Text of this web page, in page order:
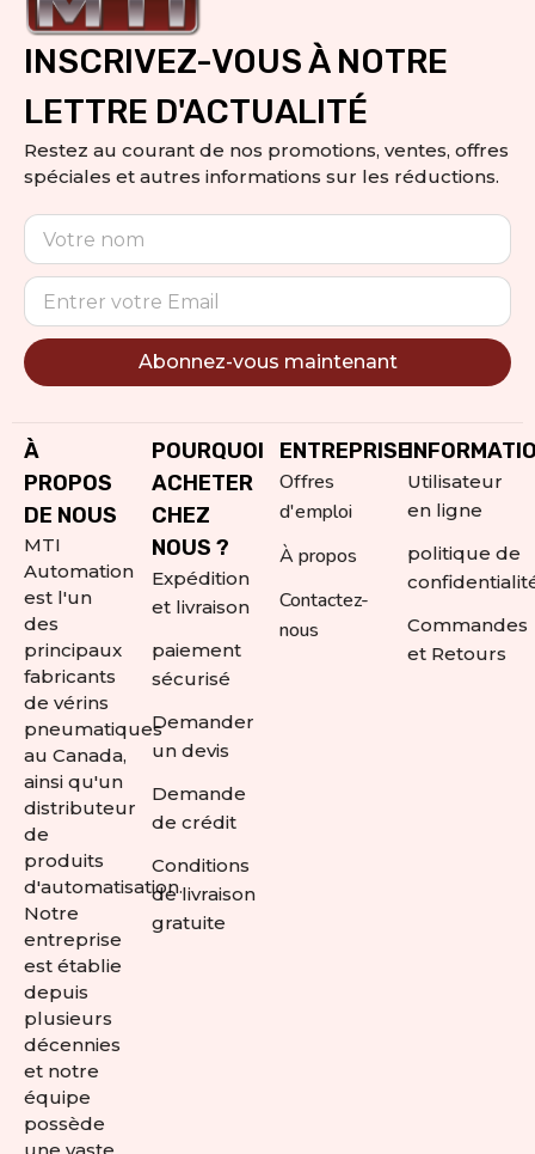
INSCRIVEZ-VOUS À NOTRE
LETTRE D'ACTUALITÉ
Restez au courant de nos promotions, ventes, offres
spéciales et autres informations sur les réductions.
Abonnez-vous maintenant
À
PROPOS
DE NOUS
MTI
Automation
est l'un
des
principaux
fabricants
de vérins
pneumatiques
au Canada,
ainsi qu'un
distributeur
de
produits
d'automatisation.
Notre
entreprise
est établie
depuis
plusieurs
décennies
et notre
équipe
possède
POURQUOI
ACHETER
CHEZ
NOUS ?
Expédition
et livraison
paiement
sécurisé
Demander
un devis
Demande
de crédit
Conditions
de livraison
gratuite
ENTREPRISE
Offres
d'emploi
À propos
Contactez-
nous
Utilisateur
en ligne
politique de
Commandes
et Retours